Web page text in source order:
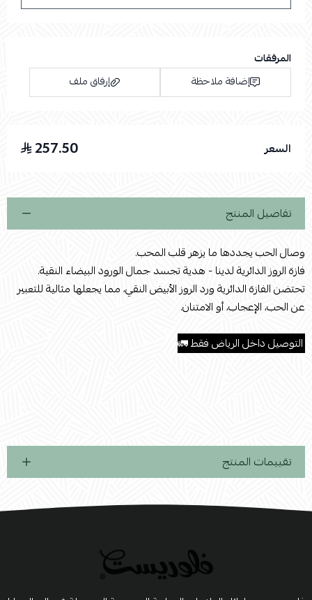
المرفقات
إضافة ملاحظة
إرفاق ملف
السعر 257.50
تفاصيل المنتج
وصال الحب يجددها ما يزهر قلب المحب.
فازة الروز الدائرية لدينا - هدية تجسد جمال الورود البيضاء النقية.
تحتضن الفازة الدائرية ورد الروز الأبيض النقي، مما يجعلها مثالية للتعبير
عن الحب، الإعجاب، أو الامتنان.
التوصيل داخل الرياض فقط 🚛
تقييمات المنتج